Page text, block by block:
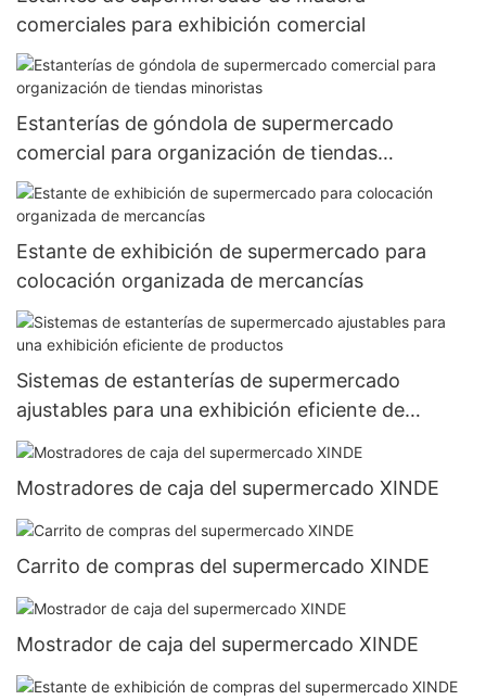
comerciales para exhibición comercial
Estanterías de góndola de supermercado
comercial para organización de tiendas
minoristas
Estante de exhibición de supermercado para
colocación organizada de mercancías
Sistemas de estanterías de supermercado
ajustables para una exhibición eficiente de
productos
Mostradores de caja del supermercado XINDE
Carrito de compras del supermercado XINDE
Mostrador de caja del supermercado XINDE